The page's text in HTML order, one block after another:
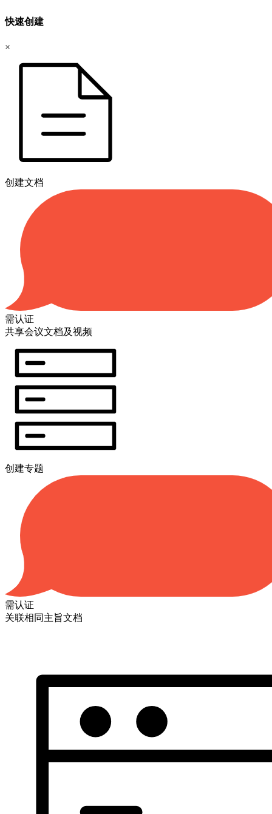
快速创建
×
创建文档
需认证
共享会议文档及视频
创建专题
需认证
关联相同主旨文档